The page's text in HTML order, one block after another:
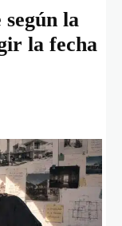
la
la fecha